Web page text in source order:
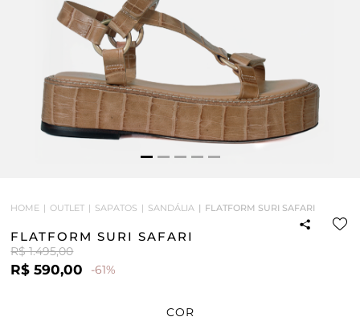
HOME OUTLET SAPATOS SANDÁLIA FLATFORM SURI SAFARI
FLATFORM SURI SAFARI
R$ 1.495,00
R$ 590,00 -61%
COR